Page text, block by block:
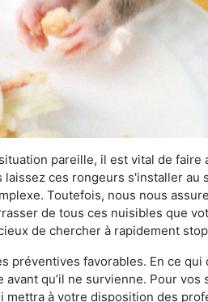
pareille, il est vital de
ces rongeurs s'installer
Toutefois, nous nous
de tous ces nuisibles que
de chercher à rapidement
préventives favorables. En ce
qu’il ne survienne. Pour
mettra à votre disposition des